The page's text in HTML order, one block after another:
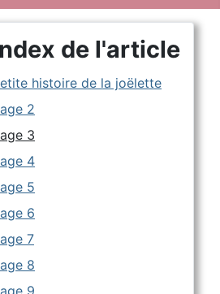
de l'article
histoire de la joëlette
2
3
4
5
6
7
8
9